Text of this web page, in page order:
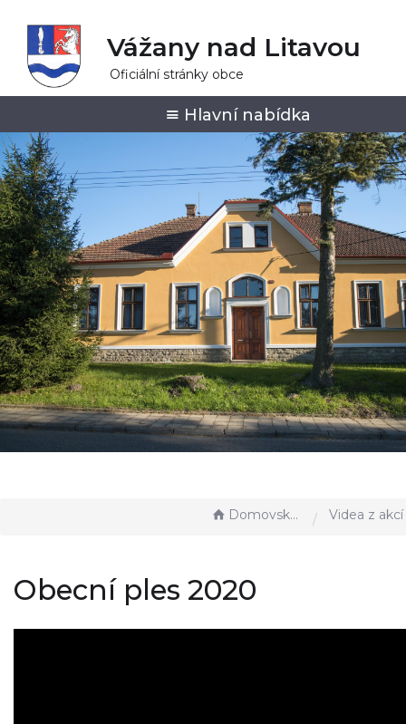
Vážany nad Litavou
Oficiální stránky obce
Hlavní nabídka
Domovská stránka
Obecní ples 2020